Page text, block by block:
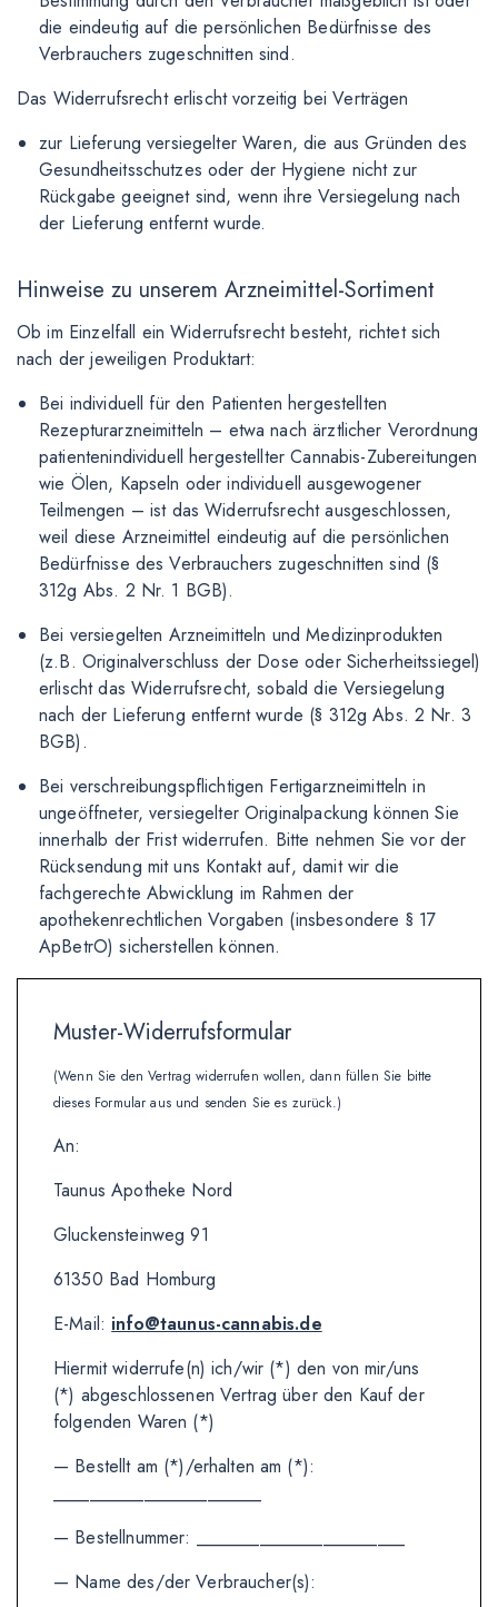
die eindeutig auf die persönlichen Bedürfnisse des
Verbrauchers zugeschnitten sind.
Das Widerrufsrecht erlischt vorzeitig bei Verträgen
zur Lieferung versiegelter Waren, die aus Gründen des
Gesundheitsschutzes oder der Hygiene nicht zur
Rückgabe geeignet sind, wenn ihre Versiegelung nach
der Lieferung entfernt wurde.
Hinweise zu unserem Arzneimittel-Sortiment
Ob im Einzelfall ein Widerrufsrecht besteht, richtet sich
nach der jeweiligen Produktart:
Bei individuell für den Patienten hergestellten
Rezepturarzneimitteln – etwa nach ärztlicher Verordnung
patientenindividuell hergestellter Cannabis-Zubereitungen
wie Ölen, Kapseln oder individuell ausgewogener
Teilmengen – ist das Widerrufsrecht ausgeschlossen,
weil diese Arzneimittel eindeutig auf die persönlichen
Bedürfnisse des Verbrauchers zugeschnitten sind (§
312g Abs. 2 Nr. 1 BGB).
Bei versiegelten Arzneimitteln und Medizinprodukten
(z.B. Originalverschluss der Dose oder Sicherheitssiegel)
erlischt das Widerrufsrecht, sobald die Versiegelung
nach der Lieferung entfernt wurde (§ 312g Abs. 2 Nr. 3
BGB).
Bei verschreibungspflichtigen Fertigarzneimitteln in
ungeöffneter, versiegelter Originalpackung können Sie
innerhalb der Frist widerrufen. Bitte nehmen Sie vor der
Rücksendung mit uns Kontakt auf, damit wir die
fachgerechte Abwicklung im Rahmen der
apothekenrechtlichen Vorgaben (insbesondere § 17
ApBetrO) sicherstellen können.
Muster-Widerrufsformular
(Wenn Sie den Vertrag widerrufen wollen, dann füllen Sie bitte
dieses Formular aus und senden Sie es zurück.)
An:
Taunus Apotheke Nord
Gluckensteinweg 91
61350 Bad Homburg
E-Mail: info@taunus-cannabis.de
Hiermit widerrufe(n) ich/wir (*) den von mir/uns
(*) abgeschlossenen Vertrag über den Kauf der
folgenden Waren (*)
— Bestellt am (*)/erhalten am (*):
— Bestellnummer: _______________________
— Name des/der Verbraucher(s):